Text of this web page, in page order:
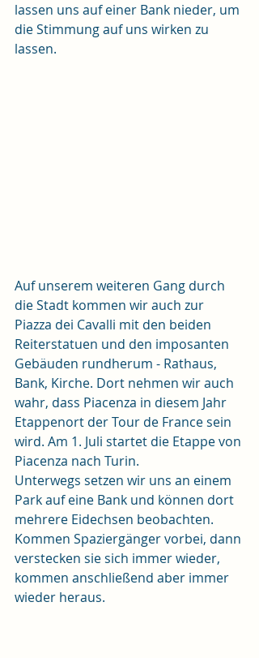
lassen uns auf einer Bank nieder, um
die Stimmung auf uns wirken zu
lassen.
Auf unserem weiteren Gang durch
die Stadt kommen wir auch zur
Piazza dei Cavalli mit den beiden
Reiterstatuen und den imposanten
Gebäuden rundherum - Rathaus,
Bank, Kirche. Dort nehmen wir auch
wahr, dass Piacenza in diesem Jahr
Etappenort der Tour de France sein
wird. Am 1. Juli startet die Etappe von
Piacenza nach Turin.
Unterwegs setzen wir uns an einem
Park auf eine Bank und können dort
mehrere Eidechsen beobachten.
Kommen Spaziergänger vorbei, dann
verstecken sie sich immer wieder,
kommen anschließend aber immer
wieder heraus.